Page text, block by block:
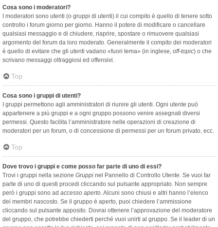
Cosa sono i moderatori?
I moderatori sono utenti (o gruppi di utenti) il cui compito è quello di tenere sotto
controllo i forum giorno per giorno. Hanno il potere di modificare o cancellare
qualsiasi messaggio e di chiudere, riaprire, spostare o rimuovere qualsiasi
argomento del forum da loro moderato. Generalmente il compito dei moderatori
è quello di evitare che gli utenti vadano «fuori tema» (in inglese, off-topic) o che
scrivano messaggi oltraggiosi ed offensivi.
Top
Cosa sono i gruppi di utenti?
I gruppi permettono agli amministratori di riunire gli utenti. Ogni utente può
appartenere a più gruppi e a ogni gruppo possono venire assegnati diversi
permessi. Questo facilita l’amministratore nelle operazioni di creazione di
moderatori per un forum, o di concessione di permessi per un forum privato, ecc.
Top
Dove trovo i gruppi e come posso far parte di uno di essi?
Trovi i gruppi nella sezione Gruppi nel Pannello di Controllo Utente. Se vuoi far
parte di uno di questi procedi cliccando sul pulsante appropriato. Non sempre
però i gruppi sono ad accesso aperto. Alcuni sono chiusi e altri hanno l’elenco
dei membri nascosto. Se il gruppo è aperto, puoi chiedere l’ammissione
cliccando sul pulsante apposito. Dovrai ottenere l’approvazione del moderatore
del gruppo, che potrebbe chiederti perché vuoi unirti al gruppo. Se il leader di un